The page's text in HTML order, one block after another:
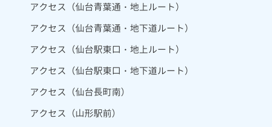
アクセス（仙台青葉通・地上ルート）
アクセス（仙台青葉通・地下道ルート）
アクセス（仙台駅東口・地上ルート）
アクセス（仙台駅東口・地下道ルート）
アクセス（仙台長町南）
アクセス（山形駅前）